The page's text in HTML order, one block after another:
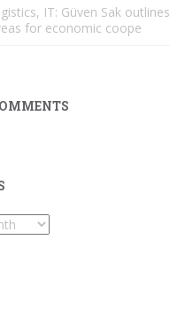
IT: Güven Sak outlines
for economic coope